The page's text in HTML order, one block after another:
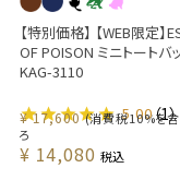
【特別価格】 【WEB限定】
OF POISON ミニトートバ
KAG-3110
¥ 17,600 (消費税10%を
ろ
¥ 14,080 税込
5.00（1）